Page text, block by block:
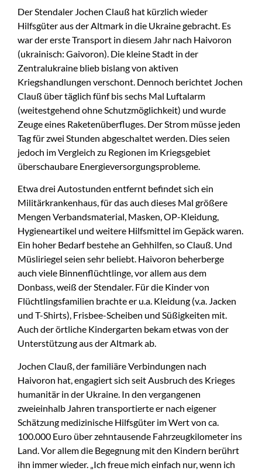
Der Stendaler Jochen Clauß hat kürzlich wieder
Hilfsgüter aus der Altmark in die Ukraine gebracht. Es
war der erste Transport in diesem Jahr nach Haivoron
(ukrainisch: Gaivoron). Die kleine Stadt in der
Zentralukraine blieb bislang von aktiven
Kriegshandlungen verschont. Dennoch berichtet Jochen
Clauß über täglich fünf bis sechs Mal Luftalarm
(weitestgehend ohne Schutzmöglichkeit) und wurde
Zeuge eines Raketenüberfluges. Der Strom müsse jeden
Tag für zwei Stunden abgeschaltet werden. Dies seien
jedoch im Vergleich zu Regionen im Kriegsgebiet
überschaubare Energieversorgungsprobleme.
Etwa drei Autostunden entfernt befindet sich ein
Militärkrankenhaus, für das auch dieses Mal größere
Mengen Verbandsmaterial, Masken, OP-Kleidung,
Hygieneartikel und weitere Hilfsmittel im Gepäck waren.
Ein hoher Bedarf bestehe an Gehhilfen, so Clauß. Und
Müsliriegel seien sehr beliebt. Haivoron beherberge
auch viele Binnenflüchtlinge, vor allem aus dem
Donbass, weiß der Stendaler. Für die Kinder von
Flüchtlingsfamilien brachte er u.a. Kleidung (v.a. Jacken
und T-Shirts), Frisbee-Scheiben und Süßigkeiten mit.
Auch der örtliche Kindergarten bekam etwas von der
Unterstützung aus der Altmark ab.
Jochen Clauß, der familiäre Verbindungen nach
Haivoron hat, engagiert sich seit Ausbruch des Krieges
humanitär in der Ukraine. In den vergangenen
zweieinhalb Jahren transportierte er nach eigener
Schätzung medizinische Hilfsgüter im Wert von ca.
100.000 Euro über zehntausende Fahrzeugkilometer ins
Land. Vor allem die Begegnung mit den Kindern berührt
ihn immer wieder. „Ich freue mich einfach nur, wenn ich